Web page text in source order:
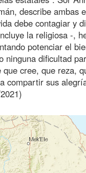
describe ambas
debe contagiar y
la religiosa -,
potenciar el
ninguna dificultad
cree, que reza,
compartir sus